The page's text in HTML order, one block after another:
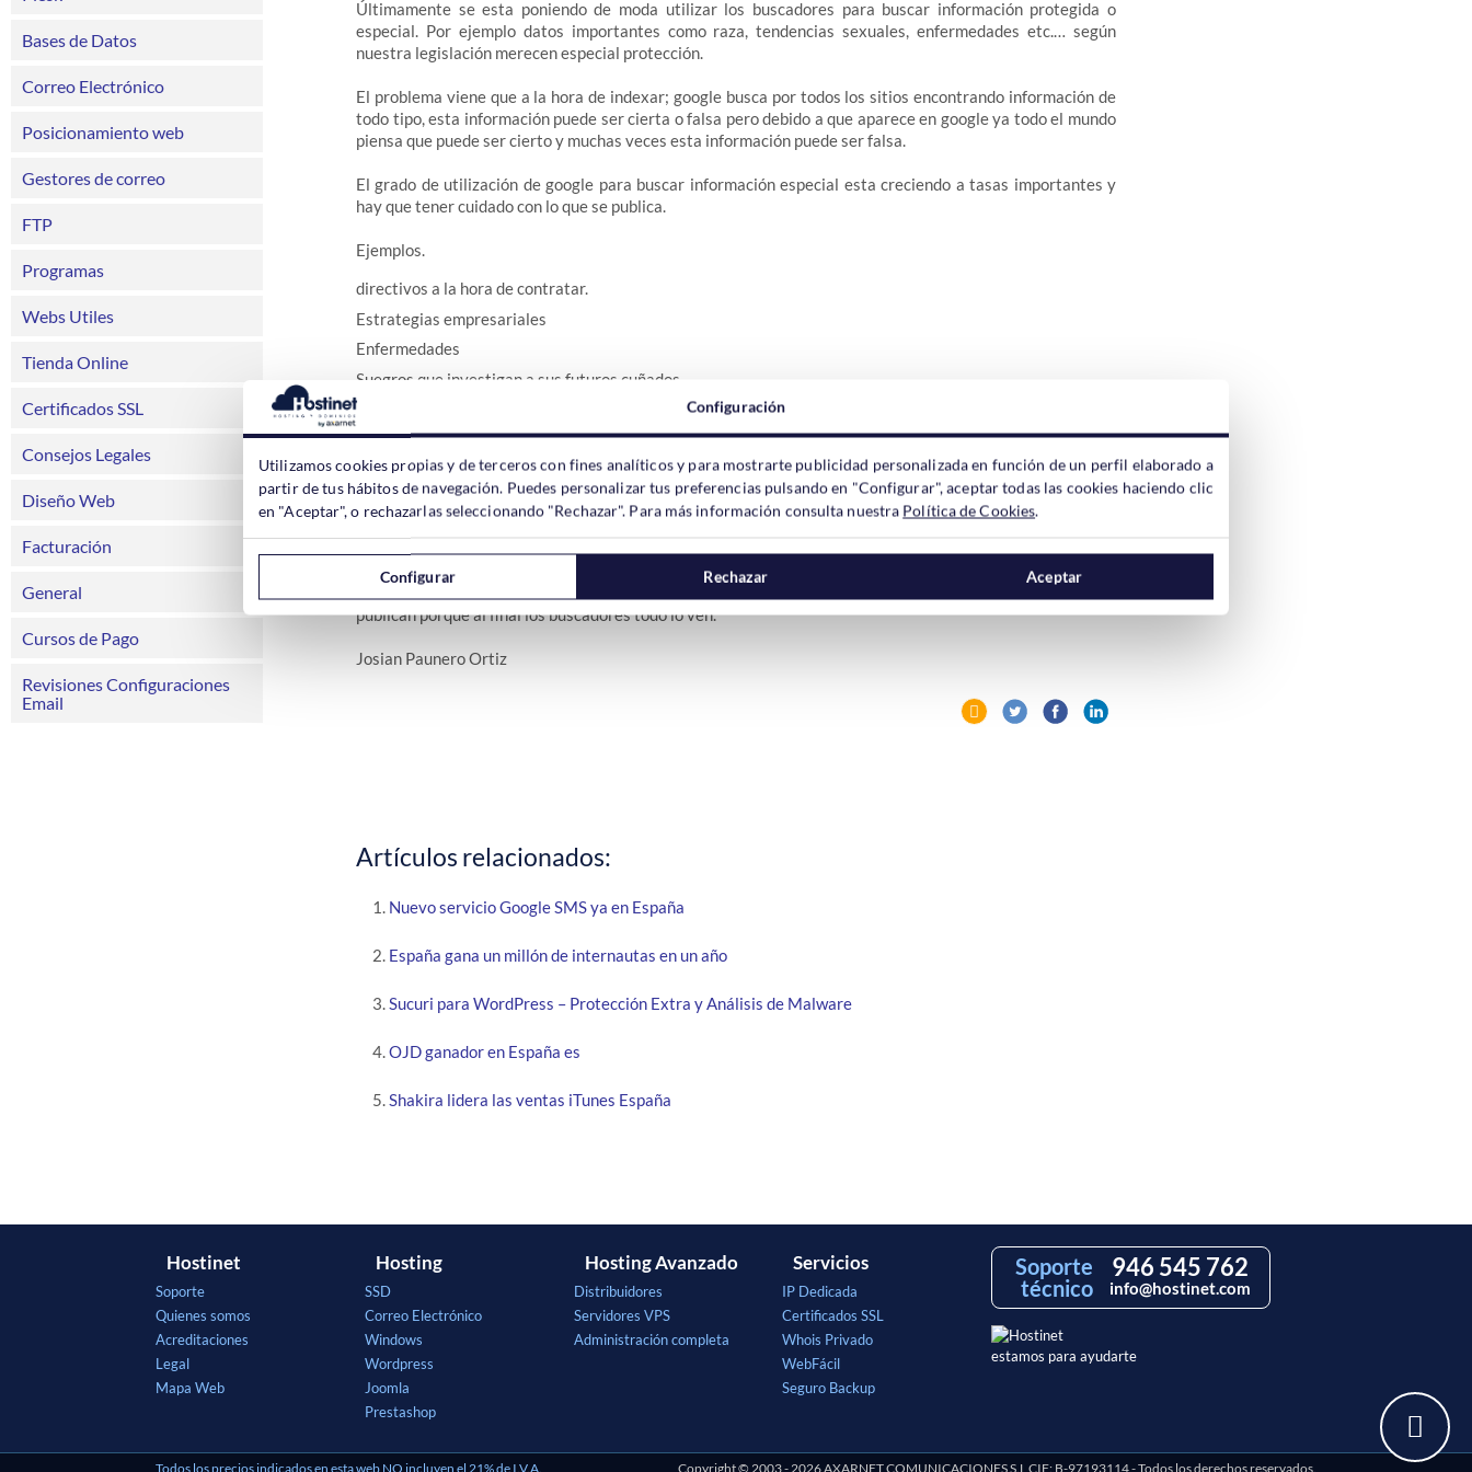
Bases de Datos
Correo Electrónico
Posicionamiento web
Gestores de correo
FTP
Programas
Webs Utiles
Tienda Online
Certificados SSL
Consejos Legales
Diseño Web
Facturación
General
Cursos de Pago
Revisiones Configuraciones
Email
Últimamente se esta poniendo de moda utilizar los buscadores para buscar información protegida o
especial. Por ejemplo datos importantes como raza, tendencias sexuales, enfermedades etc.… según
nuestra legislación merecen especial protección.
El problema viene que a la hora de indexar; google busca por todos los sitios encontrando información de
todo tipo, esta información puede ser cierta o falsa pero debido a que aparece en google ya todo el mundo
piensa que puede ser cierto y muchas veces esta información puede ser falsa.
El grado de utilización de google para buscar información especial esta creciendo a tasas importantes y
hay que tener cuidado con lo que se publica.
Ejemplos.
directivos a la hora de contratar.
Estrategias empresariales
Enfermedades
Suegros que investigan a sus futuros cuñados.
Mujeres que investigan a sus maridos en websites de búsqueda de pareja.
Gente que pone sus claves del banco en una pagina Web "privada" para todos pero no para google.
página Web de poner unas cabeceras para evitar que el robot de google nos indexe esas páginas.
publican porque al final los buscadores todo lo ven.
Josian Paunero Ortiz
Artículos relacionados:
Nuevo servicio Google SMS ya en España
España gana un millón de internautas en un año
Sucuri para WordPress – Protección Extra y Análisis de Malware
OJD ganador en España es
Shakira lidera las ventas iTunes España
Hostinet
Soporte
Quienes somos
Acreditaciones
Legal
Mapa Web
Hosting
SSD
Correo Electrónico
Windows
Wordpress
Joomla
Prestashop
Hosting Avanzado
Distribuidores
Servidores VPS
Administración completa
Servicios
IP Dedicada
Certificados SSL
Whois Privado
WebFácil
Seguro Backup
Soporte
técnico
946 545 762
info@hostinet.com
estamos para ayudarte
Todos los precios indicados en esta web NO incluyen el 21% de I.V.A. Copyright © 2003 - 2026 AXARNET COMUNICACIONES S.L CIF: B-97193114 - Todos los derechos reservados.
Configuración
Utilizamos cookies propias y de terceros con fines analíticos y para mostrarte publicidad personalizada en función de un perfil elaborado a
partir de tus hábitos de navegación. Puedes personalizar tus preferencias pulsando en "Configurar", aceptar todas las cookies haciendo clic
en "Aceptar", o rechazarlas seleccionando "Rechazar". Para más información consulta nuestra Política de Cookies.
Configurar Rechazar Aceptar